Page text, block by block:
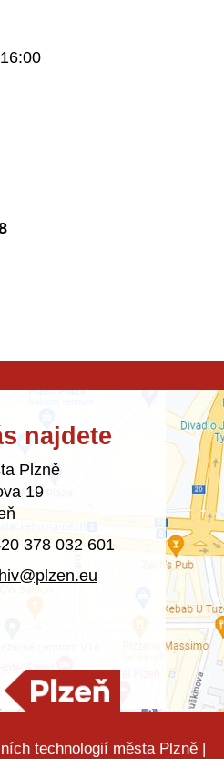
najdete
Plzně
19
378 032 601
technologií města Plzně|